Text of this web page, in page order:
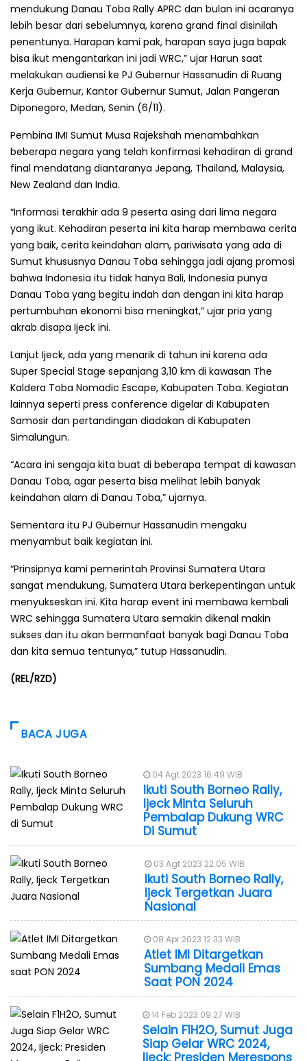
mendukung Danau Toba Rally APRC dan bulan ini acaranya
lebih besar dari sebelumnya, karena grand final disinilah
penentunya. Harapan kami pak, harapan saya juga bapak
bisa ikut mengantarkan ini jadi WRC,” ujar Harun saat
melakukan audiensi ke PJ Gubernur Hassanudin di Ruang
Kerja Gubernur, Kantor Gubernur Sumut, Jalan Pangeran
Diponegoro, Medan, Senin (6/11).
Pembina IMI Sumut Musa Rajekshah menambahkan
beberapa negara yang telah konfirmasi kehadiran di grand
final mendatang diantaranya Jepang, Thailand, Malaysia,
New Zealand dan India.
“Informasi terakhir ada 9 peserta asing dari lima negara
yang ikut. Kehadiran peserta ini kita harap membawa cerita
yang baik, cerita keindahan alam, pariwisata yang ada di
Sumut khususnya Danau Toba sehingga jadi ajang promosi
bahwa Indonesia itu tidak hanya Bali, Indonesia punya
Danau Toba yang begitu indah dan dengan ini kita harap
pertumbuhan ekonomi bisa meningkat,” ujar pria yang
akrab disapa Ijeck ini.
Lanjut Ijeck, ada yang menarik di tahun ini karena ada
Super Special Stage sepanjang 3,10 km di kawasan The
Kaldera Toba Nomadic Escape, Kabupaten Toba. Kegiatan
lainnya seperti press conference digelar di Kabupaten
Samosir dan pertandingan diadakan di Kabupaten
Simalungun.
“Acara ini sengaja kita buat di beberapa tempat di kawasan
Danau Toba, agar peserta bisa melihat lebih banyak
keindahan alam di Danau Toba,” ujarnya.
Sementara itu PJ Gubernur Hassanudin mengaku
menyambut baik kegiatan ini.
“Prinsipnya kami pemerintah Provinsi Sumatera Utara
sangat mendukung, Sumatera Utara berkepentingan untuk
menyukseskan ini. Kita harap event ini membawa kembali
WRC sehingga Sumatera Utara semakin dikenal makin
sukses dan itu akan bermanfaat banyak bagi Danau Toba
dan kita semua tentunya,” tutup Hassanudin.
(REL/RZD)
BACA JUGA
04 Agt 2023 16:49 WIB
Ikuti South Borneo Rally,
Ijeck Minta Seluruh
Pembalap Dukung WRC
Di Sumut
03 Agt 2023 22:05 WIB
Ikuti South Borneo Rally,
Ijeck Tergetkan Juara
Nasional
08 Apr 2023 12:33 WIB
Atlet IMI Ditargetkan
Sumbang Medali Emas
Saat PON 2024
14 Feb 2023 09:27 WIB
Selain F1H2O, Sumut Juga
Siap Gelar WRC 2024,
Ijeck: Presiden Merespons